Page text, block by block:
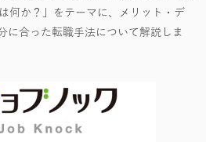
何か？」をテーマに、メリット・デ
に合った転職手法について解説しま